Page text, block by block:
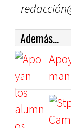
Además...